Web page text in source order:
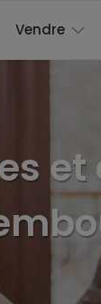
Vendre